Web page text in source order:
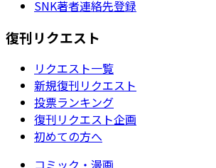
SNK著者連絡先登録
復刊リクエスト
リクエスト一覧
新規復刊リクエスト
投票ランキング
復刊リクエスト企画
初めての方へ